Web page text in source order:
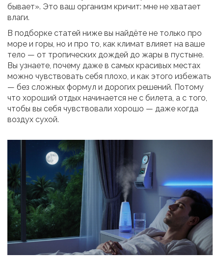
бывает». Это ваш организм кричит: мне не хватает
влаги.
В подборке статей ниже вы найдёте не только про
море и горы, но и про то, как климат влияет на ваше
тело — от тропических дождей до жары в пустыне.
Вы узнаете, почему даже в самых красивых местах
можно чувствовать себя плохо, и как этого избежать
— без сложных формул и дорогих решений. Потому
что хороший отдых начинается не с билета, а с того,
чтобы вы себя чувствовали хорошо — даже когда
воздух сухой.